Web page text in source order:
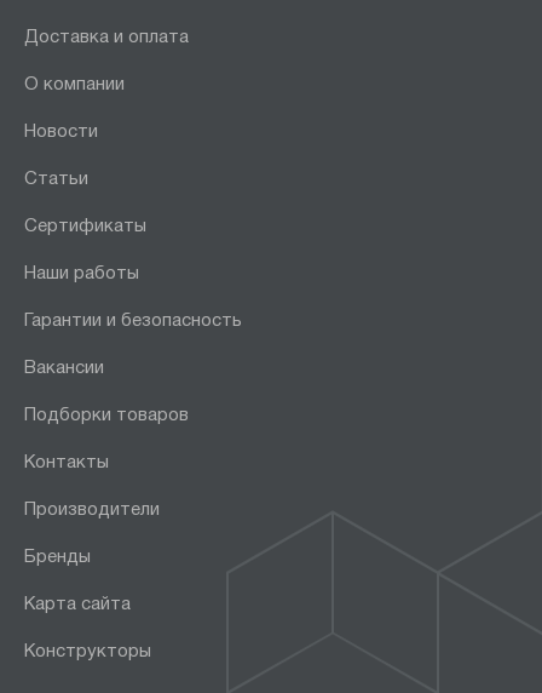
Доставка и оплата
О компании
Новости
Статьи
Сертификаты
Наши работы
Гарантии и безопасность
Вакансии
Подборки товаров
Контакты
Производители
Бренды
Карта сайта
Конструкторы